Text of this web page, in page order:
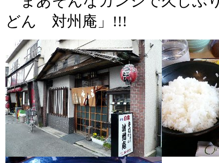
どん 対州庵」!!!